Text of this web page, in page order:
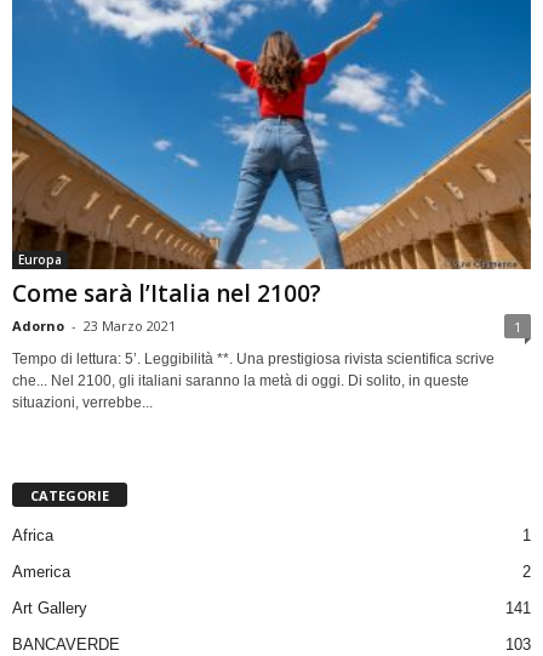
Europa
Come sarà l’Italia nel 2100?
Adorno - 23 Marzo 2021 1
Tempo di lettura: 5’. Leggibilità **. Una prestigiosa rivista scientifica scrive
che... Nel 2100, gli italiani saranno la metà di oggi. Di solito, in queste
situazioni, verrebbe...
CATEGORIE
Africa
1
America
2
Art Gallery
141
BANCAVERDE
103